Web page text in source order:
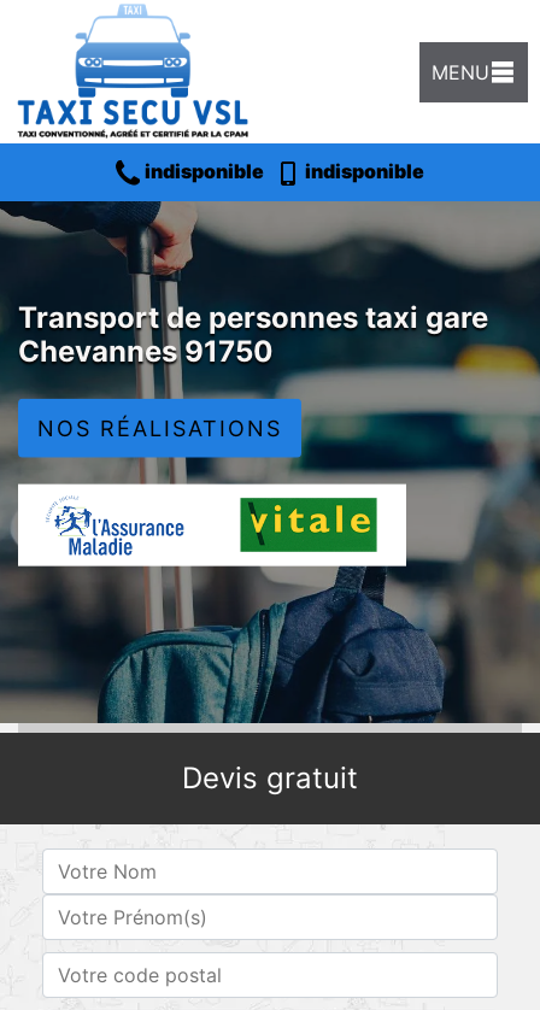
MENU
indisponible indisponible
Transport de personnes taxi gare
Chevannes 91750
NOS RÉALISATIONS
Devis gratuit